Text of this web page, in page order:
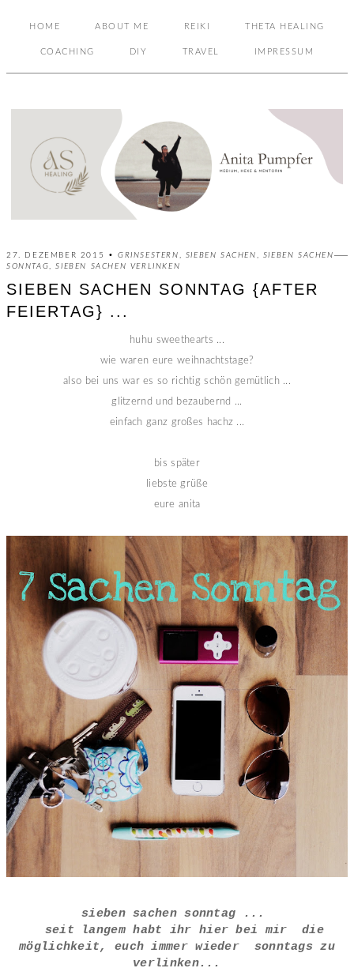
HOME ABOUT ME REIKI THETA HEALING
COACHING DIY TRAVEL IMPRESSUM
27. DEZEMBER 2015 • GRINSESTERN SIEBEN SACHEN
SIEBEN SACHEN
SONNTAG
SIEBEN SACHEN VERLINKEN
SIEBEN SACHEN SONNTAG {AFTER
FEIERTAG} ...
huhu sweethearts ...
wie waren eure weihnachtstage?
also bei uns war es so richtig schön gemütlich ...
glitzernd und bezaubernd ...
einfach ganz großes hachz ...
bis später
liebste grüße
eure anita
sieben sachen sonntag ...
seit langem habt ihr hier bei mir die
möglichkeit, euch immer wieder sonntags zu
verlinken...